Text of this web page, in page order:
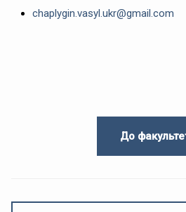
chaplygin.vasyl.ukr@gmail.com
До